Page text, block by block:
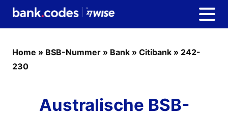
Home » BSB-Nummer » Bank » Citibank » 242-
230
Australische BSB-